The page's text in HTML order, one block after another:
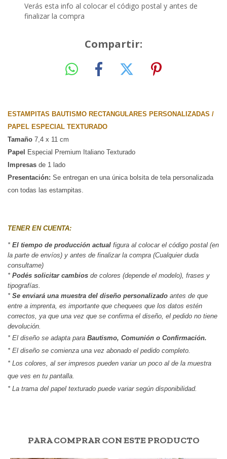
Verás esta info al colocar el código postal y antes de
finalizar la compra
Compartir:
ESTAMPITAS BAUTISMO RECTANGULARES PERSONALIZADAS /
PAPEL ESPECIAL TEXTURADO
Tamaño 7,4 x 11 cm
Papel
Especial Premium Italiano Texturado
Impresas de 1 lado
Presentación: Se entregan en una única bolsita de tela personalizada
con todas las estampitas.
TENER EN CUENTA:
* El tiempo de producción actual figura al colocar el código postal (en
la parte de envíos) y antes de finalizar la compra (Cualquier duda
consultame)
* Podés solicitar cambios de colores (depende el modelo), frases y
tipografías.
* Se enviará una muestra del diseño personalizado antes de que
entre a imprenta, es importante que chequees que los datos estén
correctos, ya que una vez que se confirma el diseño, el pedido no tiene
devolución.
* El diseño se adapta para Bautismo, Comunión o Confirmación.
* El diseño se comienza una vez abonado el pedido completo.
* Los colores, al ser impresos pueden variar un poco al de la muestra
que ves en tu pantalla.
* La trama del papel texturado puede variar según disponibilidad.
PARA COMPRAR CON ESTE PRODUCTO